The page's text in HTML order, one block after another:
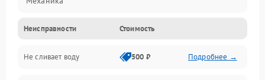
Управление
Электропитание
Неисправности Стоимость
Не сливает воду 500 ₽ Подробнее →